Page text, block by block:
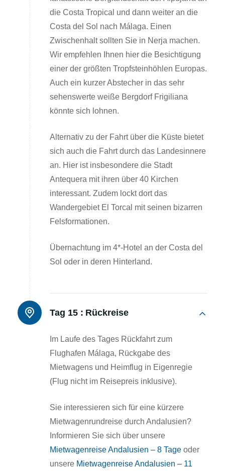
die Costa Tropical und dann weiter an die
Costa del Sol nach Málaga. Einen
Zwischenhalt sollten Sie in Nerja machen.
Wir empfehlen Ihnen hier die Besichtigung
einer der größten Tropfsteinhöhlen Europas.
Auch ein kurzer Abstecher in das sehr
sehenswerte weiße Bergdorf Frigiliana
könnte sich lohnen.
Alternativ zu der Fahrt über die Küste bietet
sich auch die Fahrt durch das Landesinnere
an. Hier ist insbesondere die Stadt
Antequera mit ihren über 40 Kirchen
interessant. Zudem lockt dort das
Wandergebiet El Torcal mit seinen bizarren
Felsformationen.
Übernachtung im 4*-Hotel an der Costa del
Sol oder in deren Hinterland.
Tag 15 : Rückreise
Im Laufe des Tages Rückfahrt zum
Flughafen Málaga, Rückgabe des
Mietwagens und Heimflug in Eigenregie
(Flug nicht im Reisepreis inklusive).
Sie interessieren sich für eine kürzere
Mietwagenrundreise durch Andalusien?
Informieren Sie sich über unsere
Mietwagenreise Andalusien – 8 Tage oder
unsere Mietwagenreise Andalusien – 11